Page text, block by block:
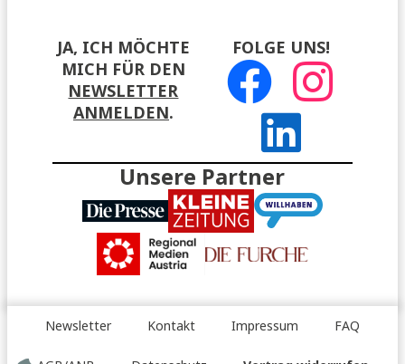
JA, ICH MÖCHTE
MICH FÜR DEN
NEWSLETTER
ANMELDEN.
FOLGE UNS!
Unsere Partner
Newsletter Kontakt Impressum FAQ